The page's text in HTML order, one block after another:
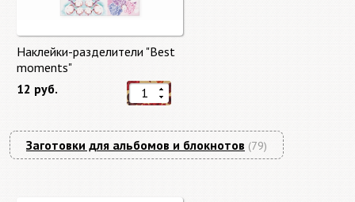
Наклейки-разделители "Best
moments"
12 руб.
Заготовки для альбомов и блокнотов (79)